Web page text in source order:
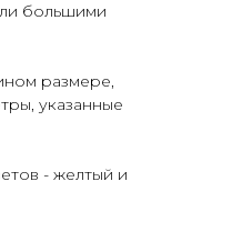
большими
размере,
указанные
- желтый и